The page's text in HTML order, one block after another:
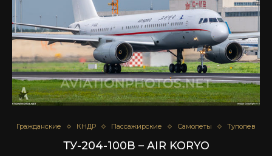
Гражданские КНДР Пассажирские Самолеты Туполев
ТУ-204-100В – AIR KORYO